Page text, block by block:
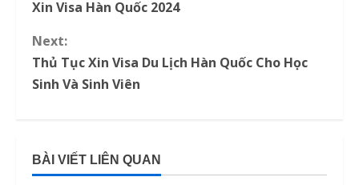
n
t
u
Xin Visa Hàn Quốc 2024
Next:
Thủ Tục Xin Visa Du Lịch Hàn Quốc Cho Học
Sinh Và Sinh Viên
BÀI VIẾT LIÊN QUAN